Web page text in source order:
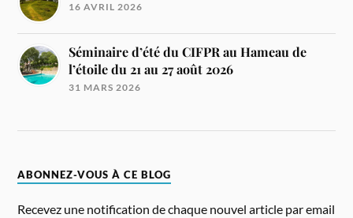
16 AVRIL 2026
Séminaire d’été du CIFPR au Hameau de
l’étoile du 21 au 27 août 2026
31 MARS 2026
ABONNEZ-VOUS À CE BLOG
Recevez une notification de chaque nouvel article par email